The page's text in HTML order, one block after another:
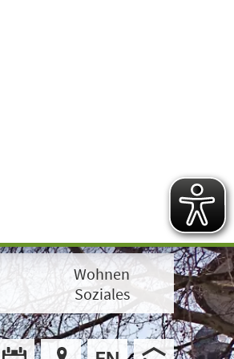
Wohnen
Soziales